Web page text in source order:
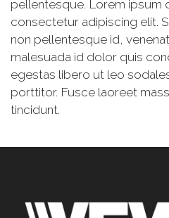
pellentesque. Lorem ipsum
consectetur adipiscing elit.
non pellentesque id,
malesuada id dolor quis
egestas libero ut leo
porttitor. Fusce laoreet
tincidunt.